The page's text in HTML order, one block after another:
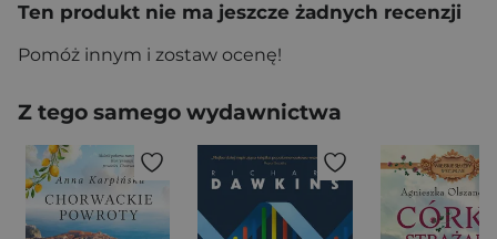
Ten produkt nie ma jeszcze żadnych recenzji
Pomóż innym i zostaw ocenę!
Z tego samego wydawnictwa